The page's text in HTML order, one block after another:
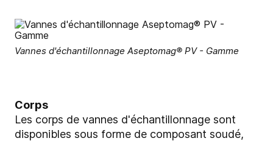
Vannes d'échantillonnage Aseptomag® PV - Gamme
Corps
Les corps de vannes d'échantillonnage sont
disponibles sous forme de composant soudé,